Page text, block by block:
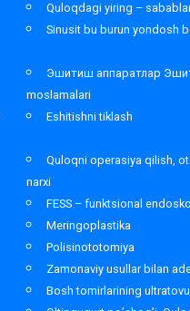
Quloqdagi yiring –
Sinusit bu burun yondosh
Эшитиш аппаратлар
moslamalari
Eshitishni tiklash
Quloqni operasiya qilish,
narxi
FESS – funktsional
Meringoplastika
Polisinototomiya
Zamonaviy usullar bilan
Bosh tomirlarining